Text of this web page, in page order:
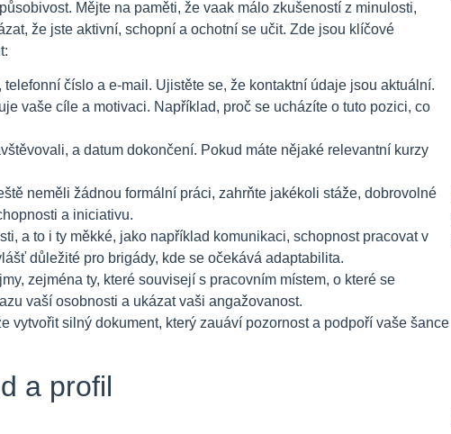
Mějte na paměti, že vaak málo zkušeností z minulosti,
že jste aktivní, schopní a ochotní se učit. Zde jsou klíčové
číslo a e-mail. Ujistěte se, že kontaktní údaje jsou aktuální.
vaše cíle a motivaci. Například, proč se ucházíte o tuto pozici, co
a datum dokončení. Pokud máte nějaké relevantní kurzy
neměli žádnou formální práci, zahrňte jakékoli stáže, dobrovolné
a iniciativu.
a to i ty měkké, jako například komunikaci, schopnost pracovat v
důležité pro brigády, kde se očekává adaptabilita.
zejména ty, které souvisejí s pracovním místem, o které se
vaší osobnosti a ukázat vaši angažovanost.
vytvořit silný dokument, který zauáví pozornost a podpoří vaše šance
a profil